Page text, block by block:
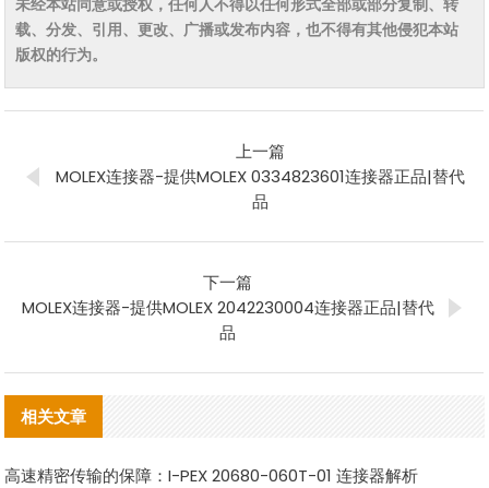
载、分发、引用、更改、广播或发布内容，也不得有其他侵犯本站
版权的行为。
上一篇
MOLEX连接器-提供MOLEX 0334823601连接器正品|替代
品
下一篇
MOLEX连接器-提供MOLEX 2042230004连接器正品|替代
品
相关文章
高速精密传输的保障：I-PEX 20680-060T-01 连接器解析